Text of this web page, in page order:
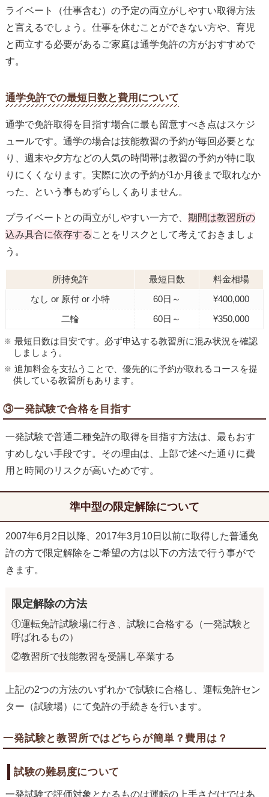
ライベート（仕事含む）の予定の両立がしやすい取得方法
と言えるでしょう。仕事を休むことができない方や、育児
と両立する必要があるご家庭は通学免許の方がおすすめで
す。
通学免許での最短日数と費用について
通学で免許取得を目指す場合に最も留意すべき点はスケジ
ュールです。通学の場合は技能教習の予約が毎回必要とな
り、週末や夕方などの人気の時間帯は教習の予約が特に取
りにくくなります。実際に次の予約が1か月後まで取れなか
った、という事もめずらしくありません。
プライベートとの両立がしやすい一方で、 期間は教習所の
込み具合に依存する ことをリスクとして考えておきましょ
う。
所持免許 最短日数
料金相場
なし or 原付 or 小特
60日～
¥400,000
二輪
60日～ ¥350,000
最短日数は目安です。必ず申込する教習所に混み状況を確認
しましょう。
追加料金を支払うことで、優先的に予約が取れるコースを提
供している教習所もあります。
③一発試験で合格を目指す
一発試験で普通二種免許の取得を目指す方法は、最もおす
すめしない手段です。その理由は、上部で述べた通りに費
用と時間のリスクが高いためです。
準中型の限定解除について
2007年6月2日以降、2017年3月10日以前に取得した普通免
許の方で限定解除をご希望の方は以下の方法で行う事がで
きます。
限定解除の方法
①運転免許試験場に行き、試験に合格する（一発試験と
呼ばれるもの）
②教習所で技能教習を受講し卒業する
上記の2つの方法のいずれかで試験に合格し、運転免許セン
ター（試験場）にて免許の手続きを行います。
一発試験と教習所ではどちらが簡単？費用は？
試験の難易度について
一発試験で評価対象となるものは運転の上手さだけではあ